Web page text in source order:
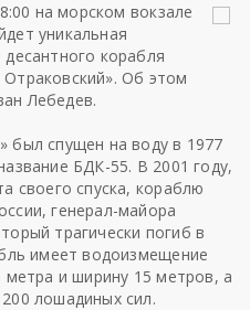
на морском вокзале
уникальная
корабля
Об этом
Лебедев.
был спущен на воду в 1977
БДК-55. В 2001 году,
своего спуска, кораблю
генерал-майора
трагически погиб в
имеет водоизмещение
и ширину 15 метров, а
лошадиных сил.